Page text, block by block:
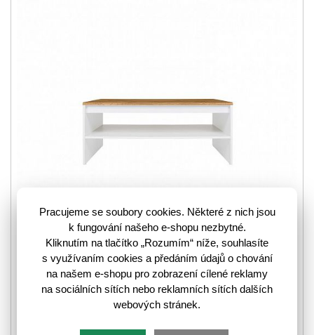
Konferenční stolek z kolekce Holten je ztělesněním skvěle
sladěného designu, praktičnosti a minimalistické elegance.
Konferenční stolek Holten je možné…více
Pracujeme se soubory cookies. Některé z nich jsou
k fungování našeho e-shopu nezbytné.
Kliknutím na tlačítko „Rozumím“ níže, souhlasíte
s využívaním cookies a předáním údajů o chování
na našem e-shopu pro zobrazení cílené reklamy
na sociálních sítích nebo reklamních sítích dalších
webových stránek.